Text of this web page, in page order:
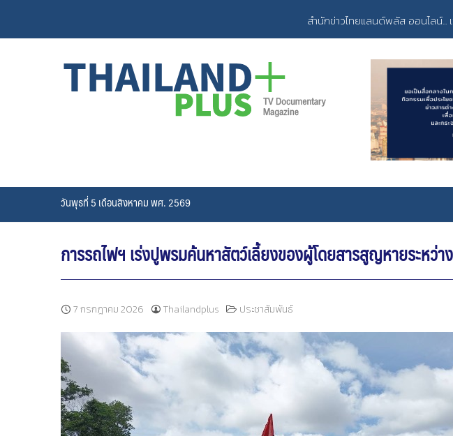
content
สำนักข่าวไทยแลนด์พลัส ออนไลน์
วันพุธที่ 5 เดือนสิงหาคม พศ. 2569
การรถไฟฯ เร่งปูพรมค้นหาสัตว์เลี้ยงของผู้โดยสารสูญหายระหว่
7 กรกฎาคม 2026 Thailandplus ประชาสัมพันธ์